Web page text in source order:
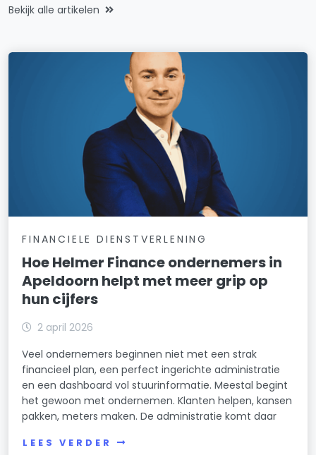
Bekijk alle artikelen
FINANCIELE DIENSTVERLENING
Hoe Helmer Finance ondernemers in
Apeldoorn helpt met meer grip op
hun cijfers
2 april 2026
Veel ondernemers beginnen niet met een strak
financieel plan, een perfect ingerichte administratie
en een dashboard vol stuurinformatie. Meestal begint
het gewoon met ondernemen. Klanten helpen, kansen
pakken, meters maken. De administratie komt daar
LEES VERDER